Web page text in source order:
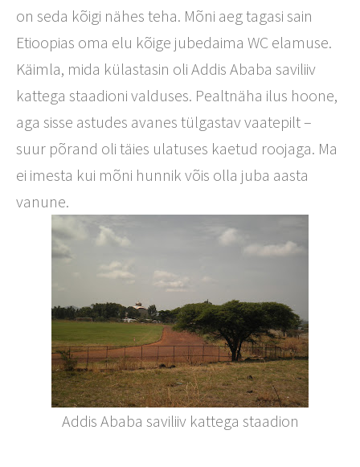
on seda kõigi nähes teha. Mõni aeg tagasi sain
Etioopias oma elu kõige jubedaima WC elamuse.
Käimla, mida külastasin oli Addis Ababa saviliiv
kattega staadioni valduses. Pealtnäha ilus hoone,
aga sisse astudes avanes tülgastav vaatepilt –
suur põrand oli täies ulatuses kaetud roojaga. Ma
ei imesta kui mõni hunnik võis olla juba aasta
vanune.
Addis Ababa saviliiv kattega staadion